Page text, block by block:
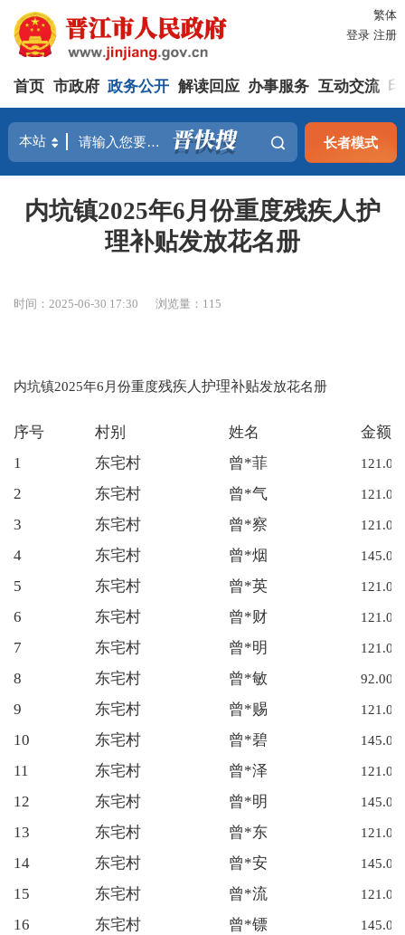
繁体
登录 注册
首页 市政府 政务公开 解读回应 办事服务 互动交流
长者模式
内坑镇2025年6月份重度残疾人护
理补贴发放花名册
时间：2025-06-30 17:30 浏览量： 115
内坑镇2025年6月份重度残疾人护理补贴发放花名册
序号 村别 姓名
金额
1
东宅村 曾*菲 121.00
2 东宅村 曾*气 121.00
3 东宅村 曾*察 121.00
4 东宅村 曾*烟 145.00
5 东宅村 曾*英 121.00
6 东宅村 曾*财 121.00
7 东宅村 曾*明 121.00
8 东宅村 曾*敏 92.00
9 东宅村 曾*赐 121.00
10 东宅村 曾*碧 145.00
11 东宅村 曾*泽 121.00
12 东宅村 曾*明 145.00
13 东宅村 曾*东 121.00
14 东宅村 曾*安 145.00
15 东宅村 曾*流 121.00
16 东宅村 曾*镖 145.00